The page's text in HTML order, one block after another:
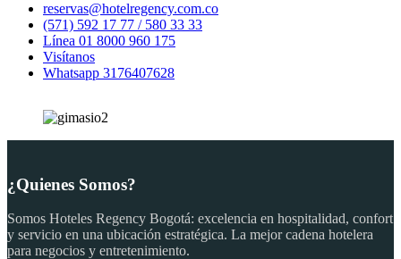
reservas@hotelregency.com.co
(571) 592 17 77 / 580 33 33
Línea 01 8000 960 175
Visítanos
Whatsapp 3176407628
¿Quienes Somos?
Somos Hoteles Regency Bogotá: excelencia en hospitalidad, confort
y servicio en una ubicación estratégica. La mejor cadena hotelera
para negocios y entretenimiento.